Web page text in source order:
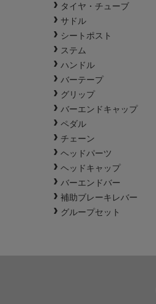
タイヤ・チューブ
サドル
シートポスト
ステム
ハンドル
バーテープ
グリップ
バーエンドキャップ
ペダル
チェーン
ヘッドパーツ
ヘッドキャップ
バーエンドバー
補助ブレーキレバー
グループセット